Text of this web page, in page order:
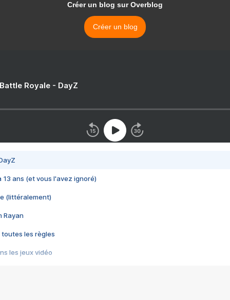
Créer un blog sur Overblog
Créer un blog
Royale - DayZ
13 ans (et vous l'avez ignoré)
(littéralement)
Rayan
toutes les règles
les jeux vidéo